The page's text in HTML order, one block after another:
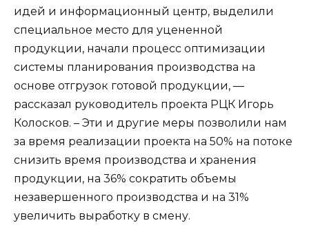
идей и информационный центр, выделили
специальное место для уцененной
продукции, начали процесс оптимизации
системы планирования производства на
основе отгрузок готовой продукции, —
рассказал руководитель проекта РЦК Игорь
Колосков. – Эти и другие меры позволили нам
за время реализации проекта на 50% на потоке
снизить время производства и хранения
продукции, на 36% сократить объемы
незавершенного производства и на 31%
увеличить выработку в смену.